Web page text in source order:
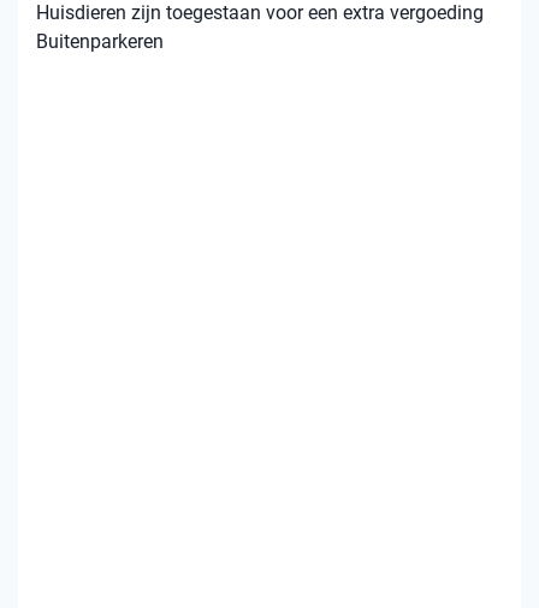
Huisdieren zijn toegestaan ​​voor een extra vergoeding
Buitenparkeren